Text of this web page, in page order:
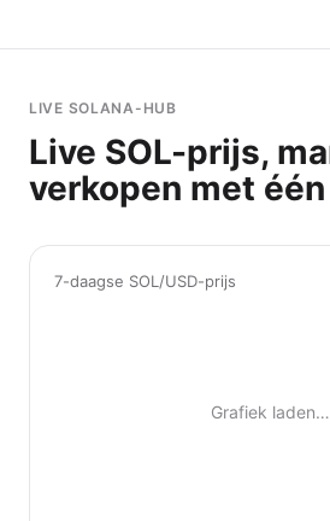
LIVE SOLANA-HUB
Live SOL-prijs,
verkopen met
7-daagse SOL/USD-prijs
Grafiek laden…